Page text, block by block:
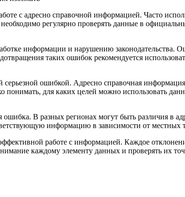
с адресно справочной информацией. Часто
регулярно проверять данные в
информации и нарушению законодательства.
таких ошибок рекомендуется
серьезной ошибкой. Адресно справочная
для каких целей можно использовать
ошибка. В разных регионах могут быть различия в
информацию в зависимости от местных
работе с информацией. Каждое
каждому элементу данных и проверять их